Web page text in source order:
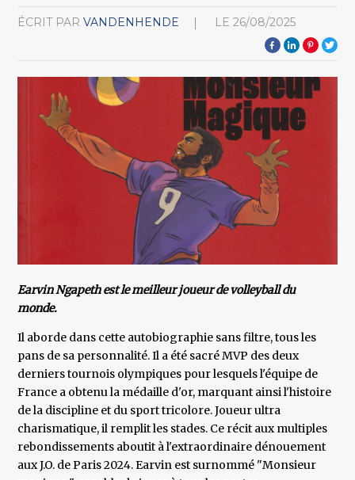
ÉCRIT PAR VANDENHENDE LE 26/08/2025
Earvin Ngapeth est le meilleur joueur de volleyball du
monde.
Il aborde dans cette autobiographie sans filtre, tous les
pans de sa personnalité. Il a été sacré MVP des deux
derniers tournois olympiques pour lesquels l'équipe de
France a obtenu la médaille d'or, marquant ainsi l'histoire
de la discipline et du sport tricolore. Joueur ultra
charismatique, il remplit les stades. Ce récit aux multiples
rebondissements aboutit à l'extraordinaire dénouement
aux J.O. de Paris 2024. Earvin est surnommé "Monsieur